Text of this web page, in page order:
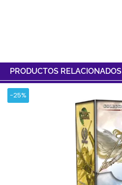
PRODUCTOS RELACIONADOS
-25%